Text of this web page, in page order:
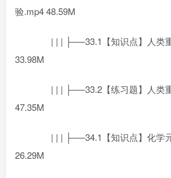
验.mp4 48.59M
| | | ├──33.1【知识点】人类
33.98M
| | | ├──33.2【练习题】人类
47.35M
| | | ├──34.1【知识点】化学
26.29M